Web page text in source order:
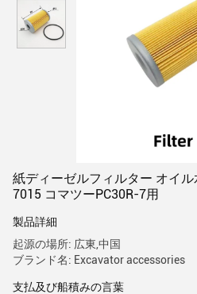
紙ディーゼルフィルター オイ
7015 コマツーPC30R-7用
製品詳細
起源の場所: 広東,中国
ブランド名: Excavator accessories
支払及び船積みの言葉